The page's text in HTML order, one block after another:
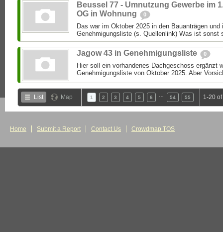
Beussel 77 - Umnutzung Gewerbe im
OG in Wohnung
0
Das war im Oktober 2025 in den Bauanträgen
Genehmigungsliste (s. Quellenlink) Was ist sonst
Jagow 43 in Genehmigungsliste 0
Hier soll ein vorhandenes Dachgeschoss ergänzt
Genehmigungsliste von Oktober 2025. Aber
List Map 1 2 3 4 5 6 54 55 1-20
Home Submit a Report Contact Us Crowdmap TOS